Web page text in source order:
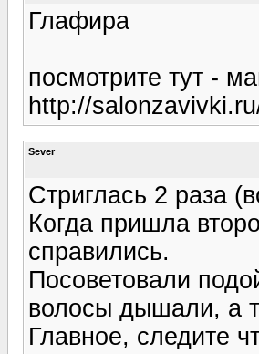
Глафира
посмотрите тут -
http://
Sever
Стриглась 2 раза
Когда пришла
справились.
Посоветовали
волосы дышали, а
Главное, следите